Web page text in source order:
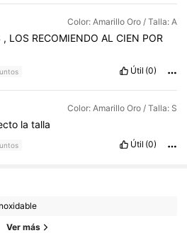
Color: Amarillo Oro / Talla: A
, LOS RECOMIENDOALCIEN POR
Útil (0)
Color: Amarillo Oro / Talla: S
latalla
Útil (0)
Ver más